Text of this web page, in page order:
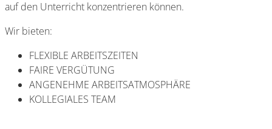
auf den Unterricht konzentrieren können.
Wir bieten:
FLEXIBLE ARBEITSZEITEN
FAIRE VERGÜTUNG
ANGENEHME ARBEITSATMOSPHÄRE
KOLLEGIALES TEAM